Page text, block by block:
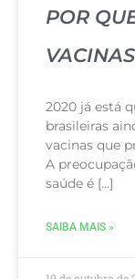
POR
2020 já está
brasileiras
vacinas que
A
saúde é […]
SAIBA MAIS »